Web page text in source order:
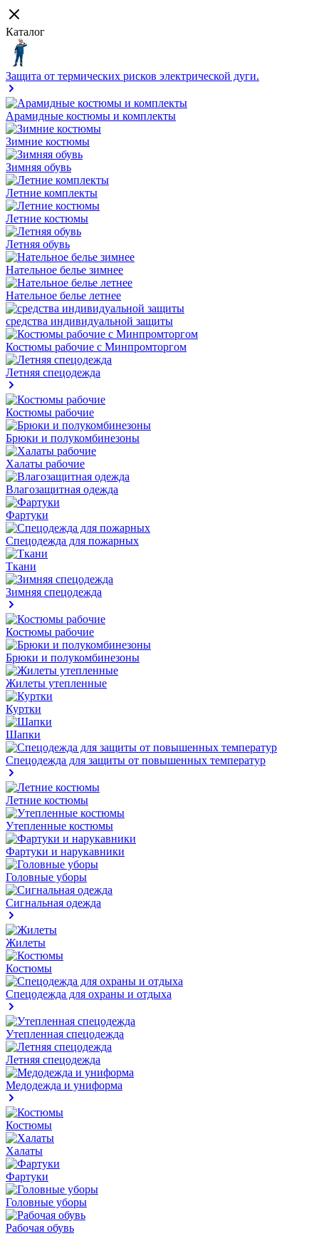
Каталог
Защита от термических рисков электрической дуги.
Арамидные костюмы и комплекты
Зимние костюмы
Зимняя обувь
Летние комплекты
Летние костюмы
Летняя обувь
Нательное белье зимнее
Нательное белье летнее
средства индивидуальной защиты
Костюмы рабочие с Минпромторгом
Летняя спецодежда
Костюмы рабочие
Брюки и полукомбинезоны
Халаты рабочие
Влагозащитная одежда
Фартуки
Спецодежда для пожарных
Ткани
Зимняя спецодежда
Костюмы рабочие
Брюки и полукомбинезоны
Жилеты утепленные
Куртки
Шапки
Спецодежда для защиты от повышенных температур
Летние костюмы
Утепленные костюмы
Фартуки и нарукавники
Головные уборы
Сигнальная одежда
Жилеты
Костюмы
Спецодежда для охраны и отдыха
Утепленная спецодежда
Летняя спецодежда
Медодежда и униформа
Костюмы
Халаты
Фартуки
Головные уборы
Рабочая обувь